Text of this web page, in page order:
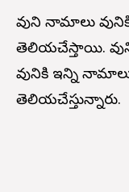
శివుని నామాలు
తెలియచేస్తాయి.
శివునికి ఇన్ని
తెలియచేస్తున్నారు.